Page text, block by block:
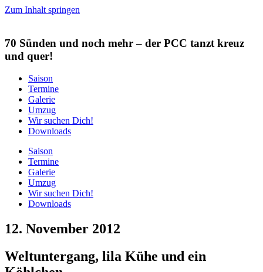
Zum Inhalt springen
70 Sünden und noch mehr – der PCC tanzt kreuz
und quer!
Saison
Termine
Galerie
Umzug
Wir suchen Dich!
Downloads
Saison
Termine
Galerie
Umzug
Wir suchen Dich!
Downloads
12. November 2012
Weltuntergang, lila Kühe und ein